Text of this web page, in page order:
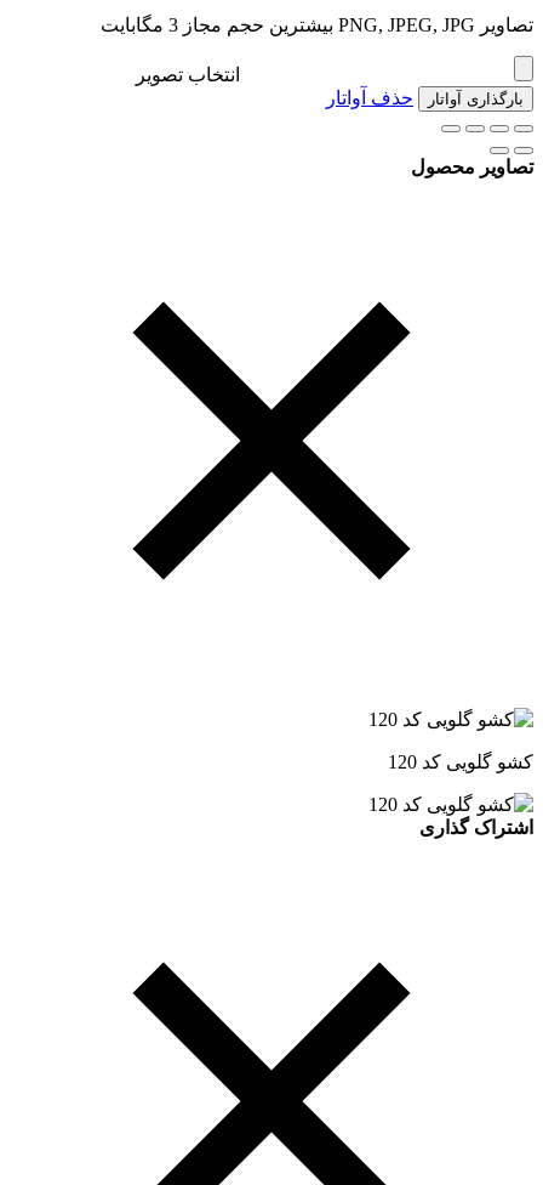
تصاویر PNG, JPEG, JPG بیشترین حجم مجاز 3 مگابایت
انتخاب تصویر
بارگذاری آواتار حذف آواتار
تصاویر محصول
کشو گلویی کد 120
اشتراک گذاری